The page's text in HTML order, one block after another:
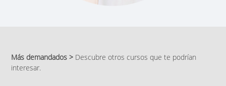
Más demandados > Descubre otros cursos que te podrían
interesar.